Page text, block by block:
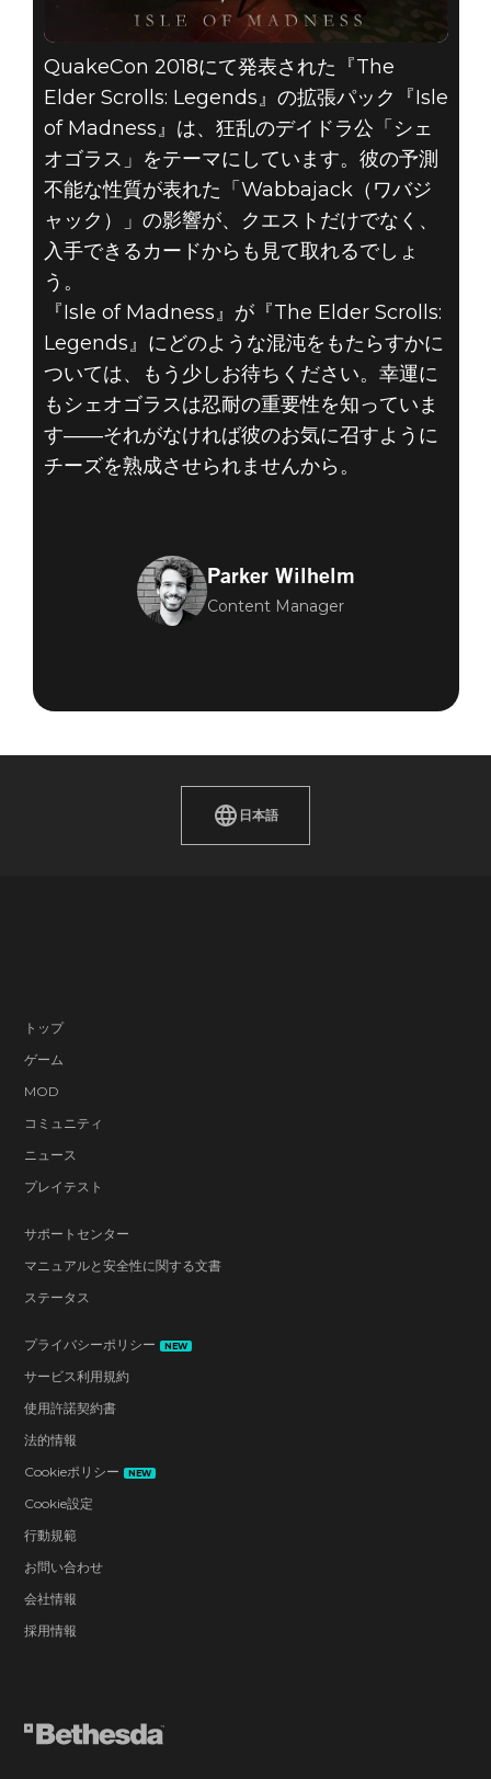
QuakeCon 2018にて発表された『The
Elder Scrolls: Legends』の拡張パック『Isle
of Madness』は、狂乱のデイドラ公「シェ
オゴラス」をテーマにしています。彼の予測
不能な性質が表れた「Wabbajack（ワバジ
ャック）」の影響が、クエストだけでなく、
入手できるカードからも見て取れるでしょ
う。
『Isle of Madness』が『The Elder Scrolls:
Legends』にどのような混沌をもたらすかに
ついては、もう少しお待ちください。幸運に
もシェオゴラスは忍耐の重要性を知っていま
す――それがなければ彼のお気に召すように
チーズを熟成させられませんから。
Parker Wilhelm
Content Manager
日本語
トップ
ゲーム
MOD
コミュニティ
ニュース
プレイテスト
サポートセンター
マニュアルと安全性に関する文書
ステータス
プライバシーポリシー NEW
サービス利用規約
使用許諾契約書
法的情報
Cookieポリシー
NEW
Cookie設定
行動規範
お問い合わせ
会社情報
採用情報